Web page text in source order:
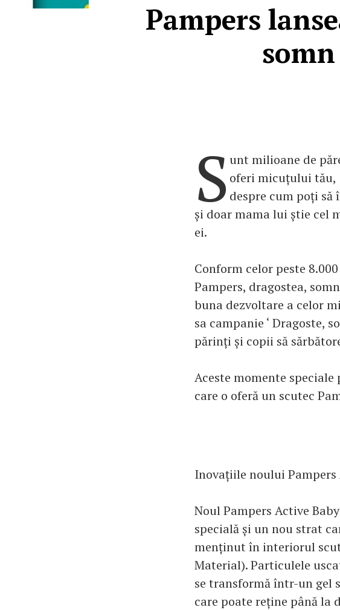
Pampers
S unt milioane de
oferi micuțului tău,
despre cum poți
și doar mama lui știe cel
ei.
Conform celor peste
Pampers, dragostea,
buna dezvoltare a celor
sa campanie ‘ Dragoste,
părinți și copii să
Aceste momente
care o oferă un scutec
Inovațiile noului Pampers
Noul Pampers Active
specială și un nou strat
menținut în interiorul
Material). Particulele
se transformă într-un gel
care poate reține până la